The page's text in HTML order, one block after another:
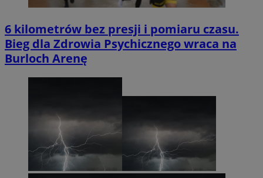
6 kilometrów bez presji i pomiaru czasu.
Bieg dla Zdrowia Psychicznego wraca na
Burloch Arenę